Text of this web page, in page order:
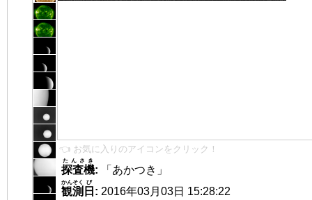
👈 お気に入りのアイコンをクリック！
探査機
たんさき
:
「あかつき」
観測
かんそく
日
び
: 2016年03月03日 15:28:22